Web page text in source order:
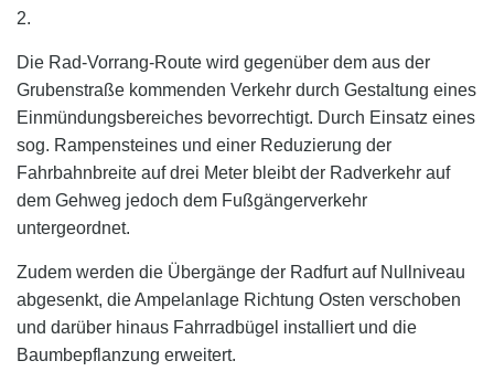
2.
Die Rad-Vorrang-Route wird gegenüber dem aus der
Grubenstraße kommenden Verkehr durch Gestaltung eines
Einmündungsbereiches bevorrechtigt. Durch Einsatz eines
sog. Rampensteines und einer Reduzierung der
Fahrbahnbreite auf drei Meter bleibt der Radverkehr auf
dem Gehweg jedoch dem Fußgängerverkehr
untergeordnet.
Zudem werden die Übergänge der Radfurt auf Nullniveau
abgesenkt, die Ampelanlage Richtung Osten verschoben
und darüber hinaus Fahrradbügel installiert und die
Baumbepflanzung erweitert.